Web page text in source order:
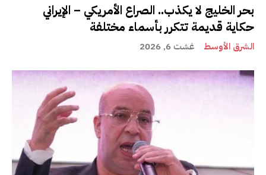
بحر الخليج لا يكذب.. الصراع الأمريكي – الإيراني
حكاية قديمة تتكرر بأسماء مختلفة
الشرق الأوسط غشت 6, 2026